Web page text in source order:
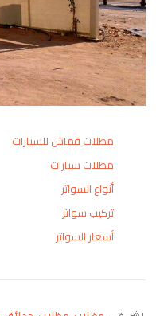
مظلات قماش للسيارات
مظلات سيارات
أنواع السواتر
تركيب سواتر
أسعار السواتر